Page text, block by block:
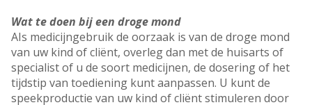
Wat te doen bij een droge mond
AIs medicijngebruik de oorzaak is van de droge mond
van uw kind of cliënt, overleg dan met de huisarts of
specialist of u de soort medicijnen, de dosering of het
tijdstip van toediening kunt aanpassen. U kunt de
speekproductie van uw kind of cliënt stimuleren door